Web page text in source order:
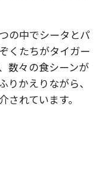
の中でシータとパ
くたちがタイガー
数々の食シーンが
りかえりながら、
れています。